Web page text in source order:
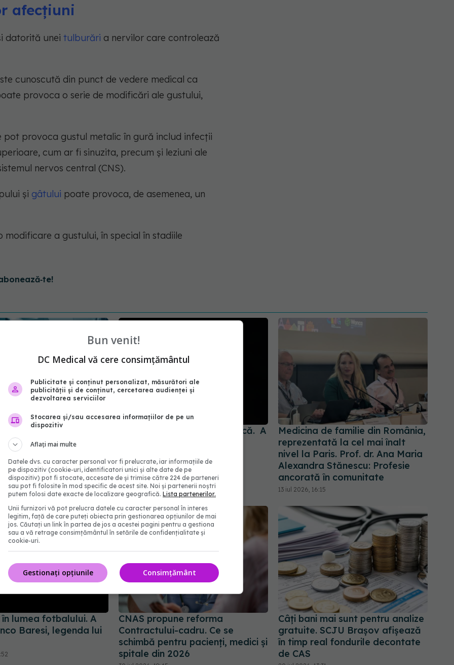
afecțiuni
datorită unei tulburări a nervilor care controlează
cunoscută din punct de vedere medical ca
provoca o serie de modificări ale gustului,
pot provoca gustul metalic în gură includ infecții
cum ar fi sinuzita, precum și leziuni ale
nervos central (CNS).
și gâtului poate provoca, de asemenea, un
modificare a gustului, în special în stadiile
spitale construite
Ce orașe vor avea
moderne
Doliu în medicina românească. A
Medicina de familie din România,
reprezentată la cel mai înalt
nivel la Paris. Prof. dr. Ana Maria
Alexandra Stănescu: Profesie
ancorată în comunitate
13 iul 2026, 16:15
lumea fotbalului. A
Baresi, legenda lui
CNAS propune reforma
Contractului-cadru. Ce se
schimbă pentru pacienți, medici și
spitale din 2026
Câți bani mai sunt pentru analize
gratuite. SCJU Brașov afișează
în timp real fondurile decontate
de CAS
Bun venit!
DC Medical vă cere consimțământul
Publicitate și conținut personalizat, măsurători ale
publicității și de conținut, cercetarea audienței și
dezvoltarea serviciilor
Stocarea și/sau accesarea informațiilor de pe un
dispozitiv
Aflați mai multe
Datele dvs. cu caracter personal vor fi prelucrate, iar informațiile de
pe dispozitiv (cookie-uri, identificatori unici și alte date de pe
dispozitiv) pot fi stocate, accesate de și trimise către 224 de parteneri
sau pot fi folosite în mod specific de acest site. Noi și partenerii noștri
putem folosi date exacte de localizare geografică. Lista partenerilor.
Unii furnizori vă pot prelucra datele cu caracter personal în interes
legitim, față de care puteți obiecta prin gestionarea opțiunilor de mai
jos. Căutați un link în partea de jos a acestei pagini pentru a gestiona
sau a vă retrage consimțământul în setările de confidențialitate și
cookie-uri.
Consimțământ
Gestionați opțiunile